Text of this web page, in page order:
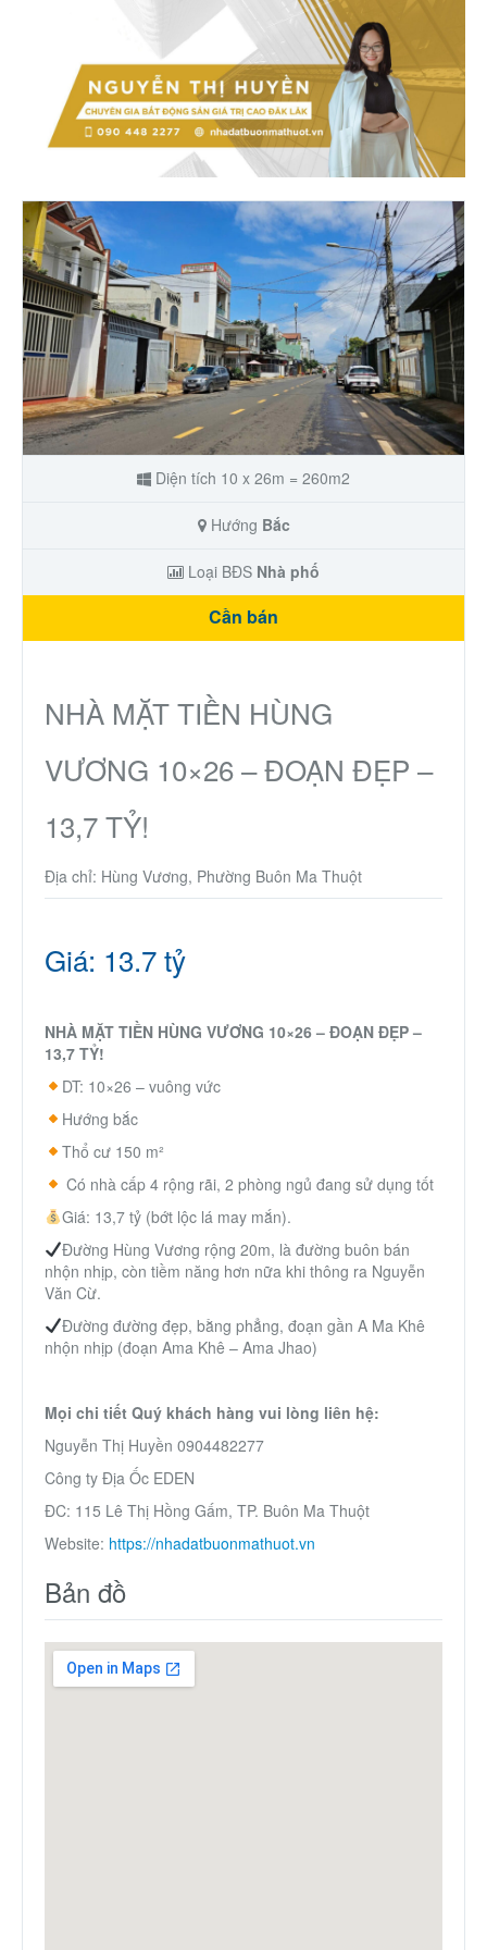
Diện tích 10 x 26m = 260m2
Hướng Bắc
Loại BĐS Nhà phố
Cần bán
NHÀ MẶT TIỀN HÙNG
VƯƠNG 10×26 – ĐOẠN ĐẸP –
13,7 TỶ!
Địa chỉ: Hùng Vương, Phường Buôn Ma Thuột
Giá: 13.7 tỷ
NHÀ MẶT TIỀN HÙNG VƯƠNG 10×26 – ĐOẠN ĐẸP –
13,7 TỶ!
DT: 10×26 – vuông vức
Hướng bắc
Thổ cư 150 m²
Có nhà cấp 4 rộng rãi, 2 phòng ngủ đang sử dụng tốt
Giá: 13,7 tỷ (bớt lộc lá may mắn).
Đường Hùng Vương rộng 20m, là đường buôn bán
nhộn nhịp, còn tiềm năng hơn nữa khi thông ra Nguyễn
Văn Cừ.
Đường đường đẹp, bằng phẳng, đoạn gần A Ma Khê
nhộn nhịp (đoạn Ama Khê – Ama Jhao)
Mọi chi tiết Quý khách hàng vui lòng liên hệ:
Nguyễn Thị Huyền 0904482277
Công ty Địa Ốc EDEN
ĐC: 115 Lê Thị Hồng Gấm, TP. Buôn Ma Thuột
Website: https://nhadatbuonmathuot.vn
Bản đồ